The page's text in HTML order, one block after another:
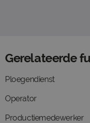
Gerelateerde
Ploegendienst
Operator
Productiemedewerker